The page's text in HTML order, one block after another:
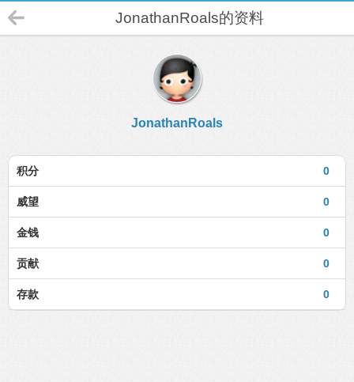
JonathanRoals的资料
JonathanRoals
0
积分
0
威望
0
金钱
0
贡献
0
存款